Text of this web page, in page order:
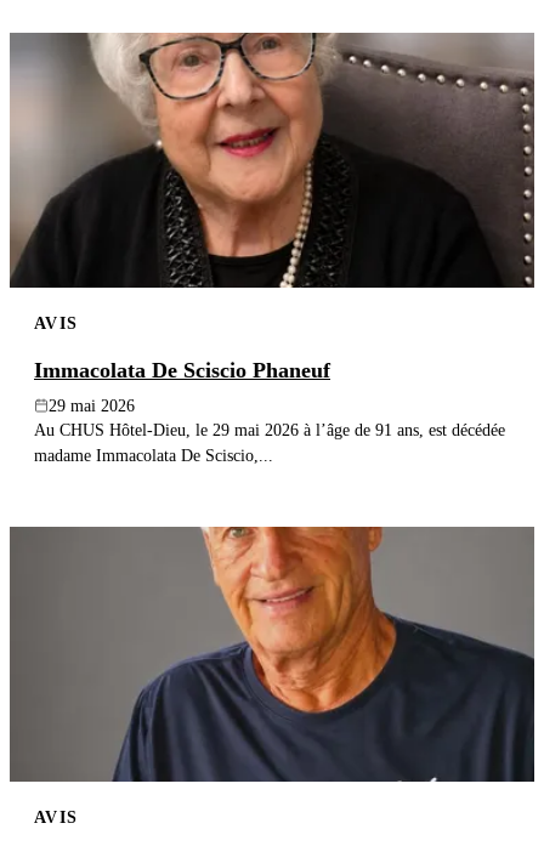
AVIS
Immacolata De Sciscio Phaneuf
29 mai 2026
Au CHUS Hôtel-Dieu, le 29 mai 2026 à l’âge de 91 ans, est décédée
madame Immacolata De Sciscio,...
AVIS